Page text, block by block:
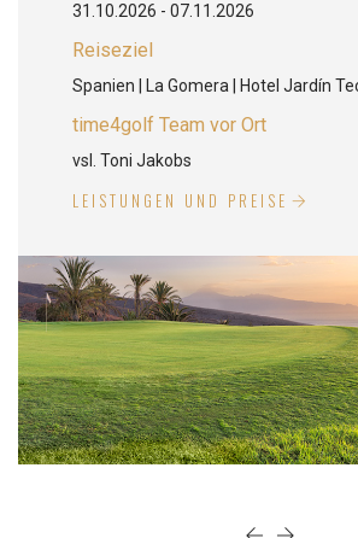
31.10.2026 - 07.11.2026
Reiseziel
Spanien | La Gomera | Hotel Jardín
time4golf Team vor Ort
vsl. Toni Jakobs
LEISTUNGEN UND PREISE